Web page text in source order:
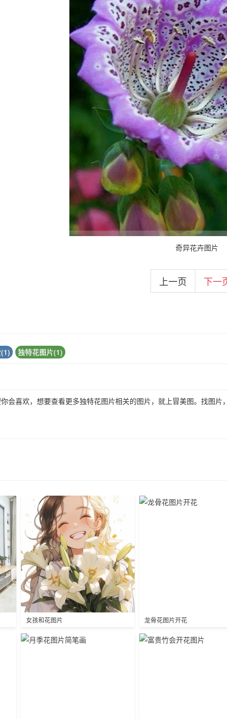
奇异花卉图片
上一页 下一
独特花图片(1)
会喜欢，想要查看更多独特花图片相关的图片，就上冒美图。找图片
女孩和花图片 龙骨花图片开花